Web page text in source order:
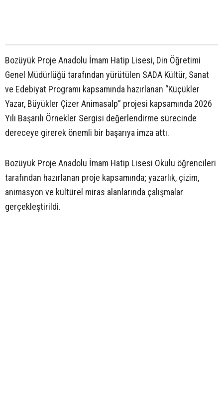
Bozüyük Proje Anadolu İmam Hatip Lisesi, Din Öğretimi
Genel Müdürlüğü tarafından yürütülen SADA Kültür, Sanat
ve Edebiyat Programı kapsamında hazırlanan “Küçükler
Yazar, Büyükler Çizer Animasalp” projesi kapsamında 2026
Yılı Başarılı Örnekler Sergisi değerlendirme sürecinde
dereceye girerek önemli bir başarıya imza attı.
Bozüyük Proje Anadolu İmam Hatip Lisesi Okulu öğrencileri
tarafından hazırlanan proje kapsamında; yazarlık, çizim,
animasyon ve kültürel miras alanlarında çalışmalar
gerçekleştirildi.